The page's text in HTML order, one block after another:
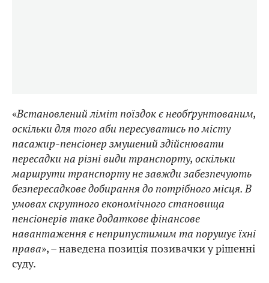
«Встановлений ліміт поїздок є необґрунтованим,
оскільки для того аби пересуватись по місту
пасажир-пенсіонер змушений здійснювати
пересадки на різні види транспорту, оскільки
маршрути транспорту не завжди забезпечують
безпересадкове добирання до потрібного місця. В
умовах скрутного економічного становища
пенсіонерів таке додаткове фінансове
навантаження є неприпустимим та порушує їхні
права», – наведена позиція позивачки у рішенні
суду.